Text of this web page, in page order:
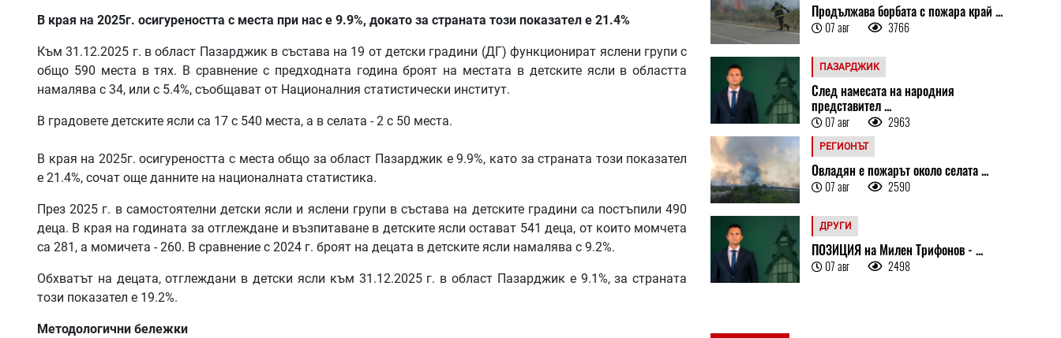
В края на 2025г. осигуреността с места при нас е 9.9%, докато за страната този показател е 21.4%
Към 31.12.2025 г. в област Пазарджик в състава на 19 от детски градини (ДГ) функционират яслени групи с
общо 590 места в тях. В сравнение с предходната година броят на местата в детските ясли в областта
намалява с 34, или с 5.4%, съобщават от Националния статистически институт.
В градовете детските ясли са 17 с 540 места, а в селата - 2 с 50 места.
В края на 2025г. осигуреността с места общо за област Пазарджик е 9.9%, като за страната този показател
е 21.4%, сочат още данните на националната статистика.
През 2025 г. в самостоятелни детски ясли и яслени групи в състава на детските градини са постъпили 490
деца. В края на годината за отглеждане и възпитаване в детските ясли остават 541 деца, от които момчета
са 281, а момичета - 260. В сравнение с 2024 г. броят на децата в детските ясли намалява с 9.2%.
Обхватът на децата, отглеждани в детски ясли към 31.12.2025 г. в област Пазарджик е 9.1%, за страната
този показател е 19.2%.
Методологични бележки
Продължава борбата с пожара край ...
07 авг 3766
ПАЗАРДЖИК
След намесата на народния
представител ...
07 авг 2963
РЕГИОНЪТ
Овладян е пожарът около селата ...
07 авг 2590
ДРУГИ
ПОЗИЦИЯ на Милен Трифонов - ...
07 авг 2498